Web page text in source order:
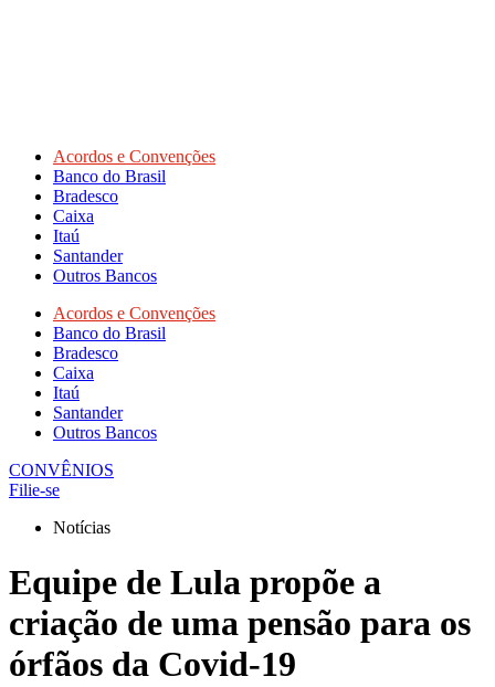
Acordos e Convenções
Banco do Brasil
Bradesco
Caixa
Itaú
Santander
Outros Bancos
Acordos e Convenções
Banco do Brasil
Bradesco
Caixa
Itaú
Santander
Outros Bancos
CONVÊNIOS
Filie-se
Notícias
Equipe de Lula propõe a
criação de uma pensão para os
órfãos da Covid-19